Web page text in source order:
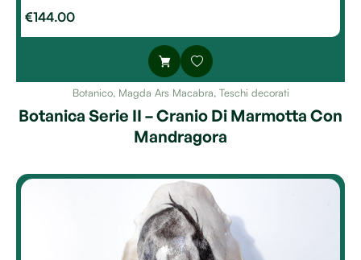
€144.00
Botanico, Magda Ars Macabra, Teschi decorati
Botanica Serie II – Cranio Di Marmotta Con
Mandragora